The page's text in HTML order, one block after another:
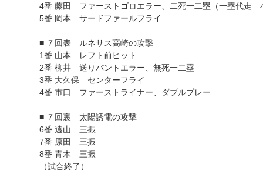
4番 藤田 ファーストゴロエラー、二死一二塁（一塁代
5番 岡本 サードファールフライ
■ ７回表 ルネサス高崎の攻撃
1番 山本 レフト前ヒット
2番 柳井 送りバントエラー、無死一二塁
3番 大久保 センターフライ
4番 市口 ファーストライナー、ダブルプレー
■ ７回裏 太陽誘電の攻撃
6番 遠山 三振
7番 原田 三振
8番 青木 三振
（試合終了）